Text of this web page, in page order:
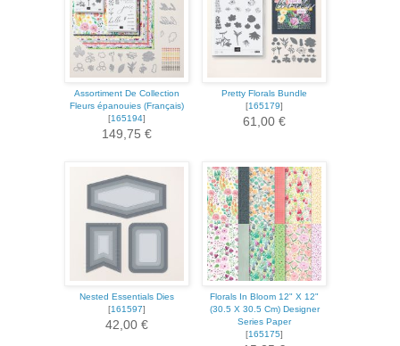
Assortiment De Collection
Fleurs épanouies (Français)
[165194]
149,75 €
Pretty Florals Bundle
[165179]
61,00 €
Nested Essentials Dies
[161597]
42,00 €
Florals In Bloom 12" X 12"
(30.5 X 30.5 Cm) Designer
Series Paper
[165175]